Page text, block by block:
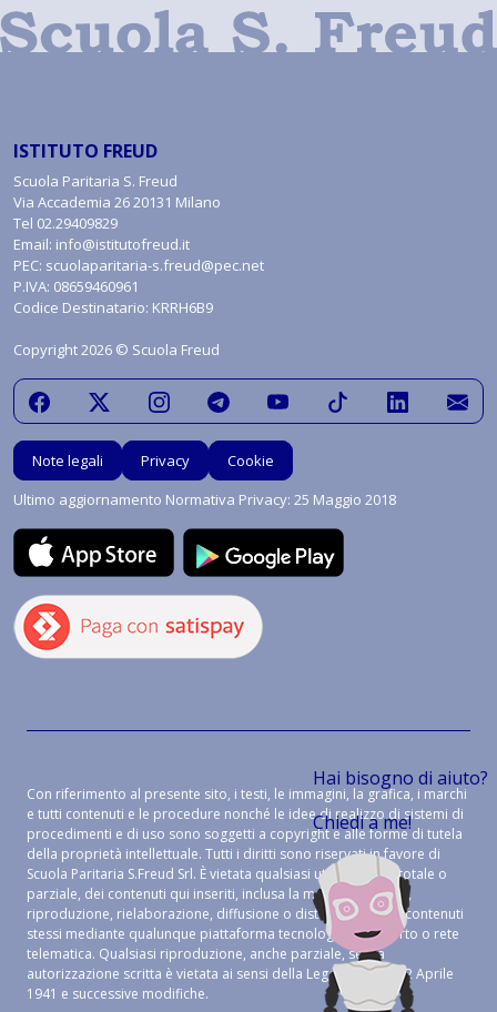
Hai bisogno di aiuto?
Chiedi a me!
ISTITUTO FREUD
Scuola Paritaria S. Freud
Via Accademia 26 20131 Milano
Tel 02.29409829
Email: info@istitutofreud.it
PEC: scuolaparitaria-s.freud@pec.net
P.IVA: 08659460961
Codice Destinatario: KRRH6B9
Copyright 2026 © Scuola Freud
Note legali Privacy
Cookie
Ultimo aggiornamento Normativa Privacy: 25 Maggio 2018
Con riferimento al presente sito, i testi, le immagini, la grafica, i marchi
e tutti contenuti e le procedure nonché le idee di realizzo di sistemi di
procedimenti e di uso sono soggetti a copyright e alle forme di tutela
della proprietà intellettuale. Tutti i diritti sono riservati in favore di
Scuola Paritaria S.Freud Srl. È vietata qualsiasi utilizzazione, totale o
parziale, dei contenuti qui inseriti, inclusa la memorizzazione,
riproduzione, rielaborazione, diffusione o distribuzione dei contenuti
stessi mediante qualunque piattaforma tecnologica, supporto o rete
telematica. Qualsiasi riproduzione, anche parziale, senza
autorizzazione scritta è vietata ai sensi della Legge 633 del 22 Aprile
1941 e successive modifiche.